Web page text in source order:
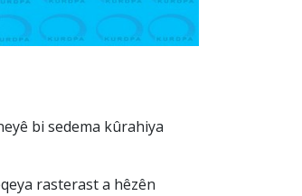
bi sedema kûrahiya
rasterast a hêzên